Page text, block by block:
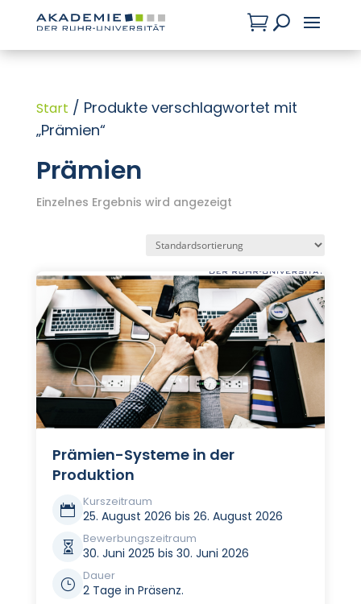
U

Start / Produkte verschlagwortet mit
„Prämien“
Prämien
Einzelnes Ergebnis wird angezeigt
Prämien-Systeme in der
Produktion

Kurszeitraum
25. August 2026 bis 26. August 2026

Bewerbungszeitraum
30. Juni 2025 bis 30. Juni 2026
}
Dauer
2 Tage in Präsenz.